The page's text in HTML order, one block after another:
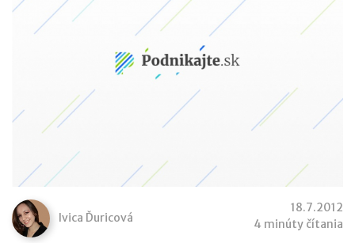
Ivica Ďuricová
18.7.2012
4 minúty čítania